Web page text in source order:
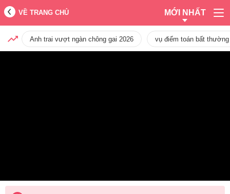
VỀ TRANG CHỦ MỚI NHẤT
Anh trai vượt ngàn chông gai 2026 vụ điểm toán bất